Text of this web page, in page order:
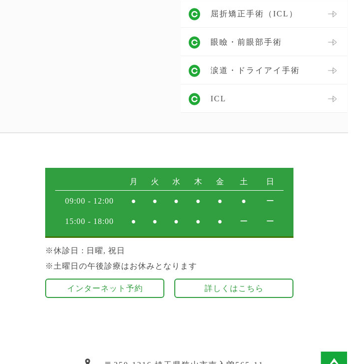
屈折矯正手術（ICL）
眼瞼・前眼部手術
涙道・ドライアイ手術
ICL
月 火 水 木 金 土 日
09:00 - 12:00 ● ● ● ● ● ● ー
15:00 - 18:00 ● ● ● ● ● ー ー
※休診日
: 日曜, 祝日
※土曜日の午後診療はお休みとなります
インターネット予約 詳しくはこちら